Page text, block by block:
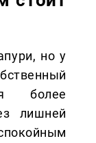
но у
более
лишней